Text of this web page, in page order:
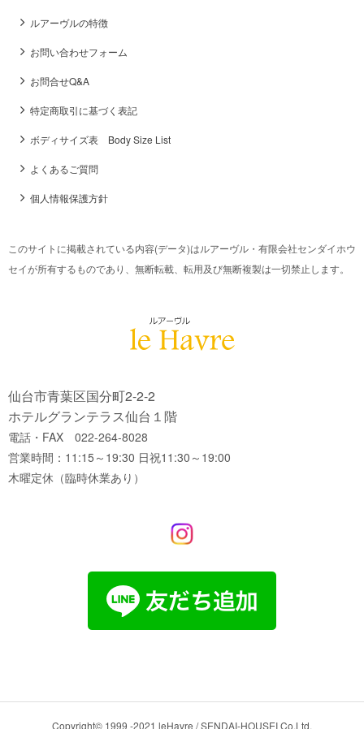
ルアーヴルの特徴
お問い合わせフォーム
お問合せQ&A
特定商取引に基づく表記
ボディサイズ表 Body Size List
よくあるご質問
個人情報保護方針
このサイトに掲載されている内容(データ)はルアーヴル・有限会社センダイホウ
セイが所有するものであり、無断転載、転用及び無断複製は一切禁止します。
仙台市青葉区国分町2-2-2
ホテルグランテラス仙台１階
電話・FAX 022-264-8028
営業時間：11:15～19:30 日祝11:30～19:00
木曜定休（臨時休業あり）
Copyright© 1999 -2021 leHavre / SENDAI-HOUSEI Co.Ltd,